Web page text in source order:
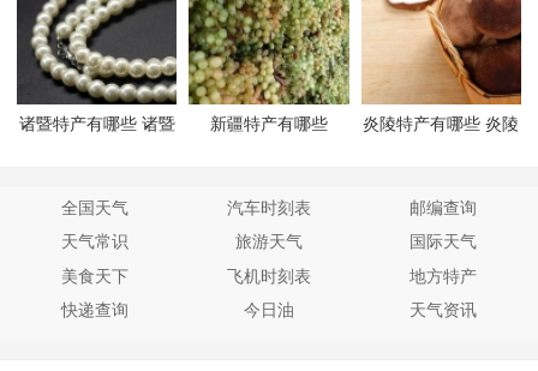
诸暨特产有哪些 诸暨
新疆特产有哪些
炎陵特产有哪些 炎陵
全国天气 汽车时刻表
邮编查询
天气常识
旅游天气
国际天气
美食天下
飞机时刻表
地方特产
快递查询
今日油 天气资讯